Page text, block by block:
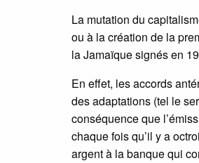
La mutation du
ou à la création de la
la Jamaïque signés en
En effet, les accords
des adaptations (tel le
conséquence que
chaque fois qu’il y a
argent à la banque qui